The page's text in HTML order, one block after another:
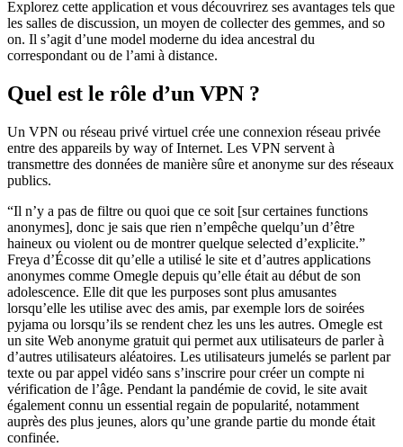
Explorez cette application et vous découvrirez ses avantages tels que
les salles de discussion, un moyen de collecter des gemmes, and so
on. Il s’agit d’une model moderne du idea ancestral du
correspondant ou de l’ami à distance.
Quel est le rôle d’un VPN ?
Un VPN ou réseau privé virtuel crée une connexion réseau privée
entre des appareils by way of Internet. Les VPN servent à
transmettre des données de manière sûre et anonyme sur des réseaux
publics.
“Il n’y a pas de filtre ou quoi que ce soit [sur certaines functions
anonymes], donc je sais que rien n’empêche quelqu’un d’être
haineux ou violent ou de montrer quelque selected d’explicite.”
Freya d’Écosse dit qu’elle a utilisé le site et d’autres applications
anonymes comme Omegle depuis qu’elle était au début de son
adolescence. Elle dit que les purposes sont plus amusantes
lorsqu’elle les utilise avec des amis, par exemple lors de soirées
pyjama ou lorsqu’ils se rendent chez les uns les autres. Omegle est
un site Web anonyme gratuit qui permet aux utilisateurs de parler à
d’autres utilisateurs aléatoires. Les utilisateurs jumelés se parlent par
texte ou par appel vidéo sans s’inscrire pour créer un compte ni
vérification de l’âge. Pendant la pandémie de covid, le site avait
également connu un essential regain de popularité, notamment
auprès des plus jeunes, alors qu’une grande partie du monde était
confinée.